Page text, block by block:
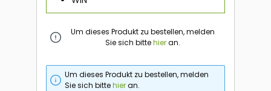
Um dieses Produkt zu bestellen, melden
Sie sich bittehieran.
Um dieses Produkt zu bestellen, melden
Sie sich bittehieran.